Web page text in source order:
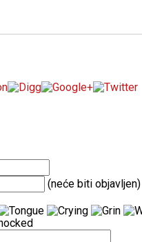
(neće biti objavljen)